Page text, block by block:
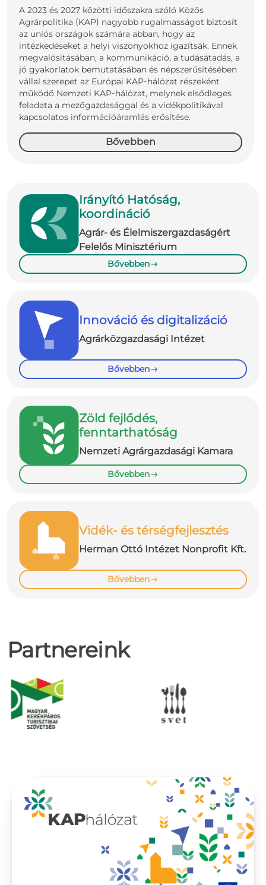
A 2023 és 2027 közötti időszakra szóló Közös
Agrárpolitika (KAP) nagyobb rugalmasságot biztosít
az uniós országok számára abban, hogy az
intézkedéseket a helyi viszonyokhoz igazítsák. Ennek
megvalósításában, a kommunikáció, a tudásátadás, a
jó gyakorlatok bemutatásában és népszerűsítésében
vállal szerepet az Európai KAP-hálózat részeként
működő Nemzeti KAP-hálózat, melynek elsődleges
feladata a mezőgazdasággal és a vidékpolitikával
kapcsolatos információáramlás erősítése.
Bővebben
Irányító Hatóság,
koordináció
Agrár- és Élelmiszergazdaságért
Felelős Minisztérium
Bővebben
Innováció és digitalizáció
Agrárközgazdasági Intézet
Bővebben
Zöld fejlődés,
fenntarthatóság
Nemzeti Agrárgazdasági Kamara
Bővebben
Vidék- és térségfejlesztés
Herman Ottó Intézet Nonprofit Kft.
Bővebben
Partnereink